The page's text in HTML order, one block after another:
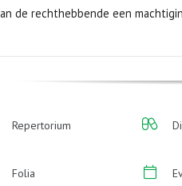
de rechthebbende een
Repertorium
Folia